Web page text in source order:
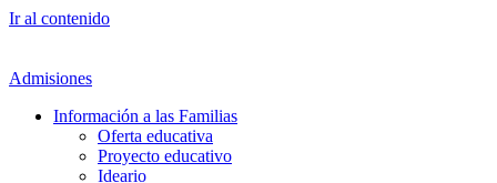
Ir al contenido
Admisiones
Información a las Familias
Oferta educativa
Proyecto educativo
Ideario